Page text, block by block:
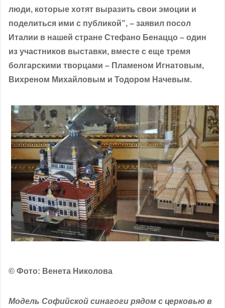
люди, которые хотят выразить свои эмоции и
поделиться ими с публикой”, – заявил посол
Италии в нашей стране Стефано Бенаццо – один
из участников выставки, вместе с еще тремя
болгарскими творцами – Пламеном Игнатовым,
Вихреном Михайловым и Тодором Начевым.
© Фото: Венета Николова
Модель Софийской синагоги рядом с церковью в